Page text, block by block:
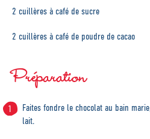
2 cuillères à café de sucre
2 cuillères à café de poudre de cacao
Préparation
Faites fondre le chocolat au bain
lait.